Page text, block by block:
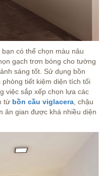
có thể chọn màu nâu
gạch trơn bóng cho tường
sáng tốt. Sử dụng bồn
tiết kiệm diện tích tối
việc sắp xếp chọn lựa các
từ bồn cầu viglacera , chậu
ăn gian được khá nhiều diện